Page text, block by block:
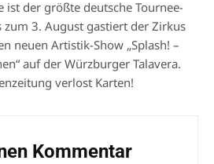
ist der größte deutsche Tournee-
zum 3. August gastiert der Zirkus
neuen Artistik-Show „Splash! –
auf der Würzburger Talavera.
verlost Karten!
Kommentar